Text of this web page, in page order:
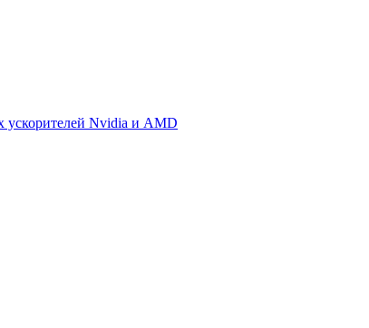
ускорителей Nvidia и AMD